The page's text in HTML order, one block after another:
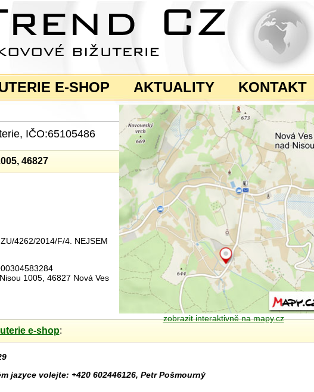
E-SHOP AKTUALITY KONTAKT
zobrazit interaktivně na mapy.cz
IČO:65105486
46827
4262/2014/F/4. NEJSEM
1005, 46827 Nová Ves
e-shop:
jazyce volejte: +420 602446126, Petr Pošmourný